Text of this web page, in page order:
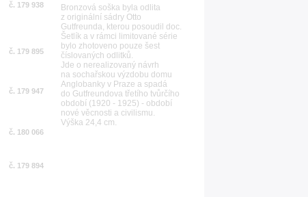
č. 179 938
č. 179 895
č. 179 947
č. 180 066
č. 179 894
Bronzová soška byla odlita
z originální sádry Otto
Gutfreunda, kterou posoudil doc.
Šetlík a v rámci limitované série
bylo zhotoveno pouze šest
číslovaných odlitků.
Jde o nerealizovaný návrh
na sochařskou výzdobu domu
Anglobanky v Praze a spadá
do Gutfreundova třetího tvůrčího
období (1920 - 1925) - období
nové věcnosti a civilismu.
Výška 24,4 cm.